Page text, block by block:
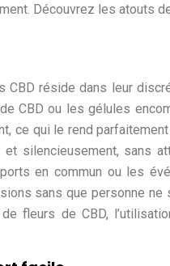
Découvrez les atouts
CBD réside dans leur
CBD ou les gélules
ce qui le rend
silencieusement, sans
en commun ou les
sans que personne ne
fleurs de CBD,